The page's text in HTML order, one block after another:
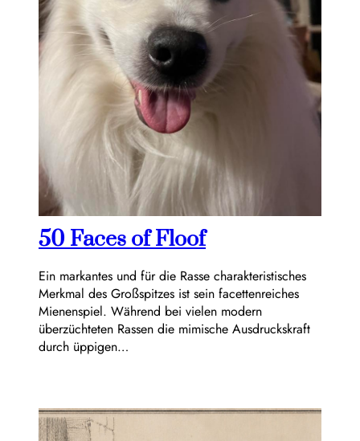
50 Faces of Floof
Ein markantes und für die Rasse charakteristisches
Merkmal des Großspitzes ist sein facettenreiches
Mienenspiel. Während bei vielen modern
überzüchteten Rassen die mimische Ausdruckskraft
durch üppigen…